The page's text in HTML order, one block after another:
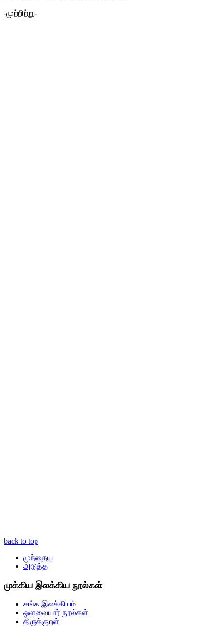
-முற்றிற்று-
back to top
முந்தைய
அடுத்த
முக்கிய இலக்கிய நூல்கள்
சங்க இலக்கியம்
ஒளவையார் நூல்கள்
திருக்குறள்